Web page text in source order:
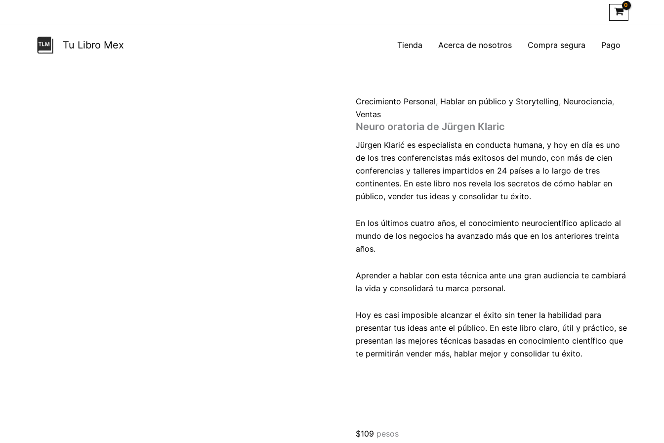
Tu Libro Mex Tienda Acerca de nosotros Compra segura Pago
Crecimiento Personal, Hablar en público y Storytelling, Neurociencia,
Ventas
Neuro oratoria de Jürgen Klaric
Jürgen Klarić es especialista en conducta humana, y hoy en día es uno
de los tres conferencistas más exitosos del mundo, con más de cien
conferencias y talleres impartidos en 24 países a lo largo de tres
continentes. En este libro nos revela los secretos de cómo hablar en
público, vender tus ideas y consolidar tu éxito.
En los últimos cuatro años, el conocimiento neurocientífico aplicado al
mundo de los negocios ha avanzado más que en los anteriores treinta
años.
Aprender a hablar con esta técnica ante una gran audiencia te cambiará
la vida y consolidará tu marca personal.
Hoy es casi imposible alcanzar el éxito sin tener la habilidad para
presentar tus ideas ante el público. En este libro claro, útil y práctico, se
presentan las mejores técnicas basadas en conocimiento científico que
te permitirán vender más, hablar mejor y consolidar tu éxito.
$109 pesos